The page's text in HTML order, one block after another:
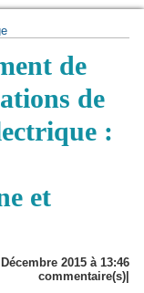
de
de
:
et
2015 à 13:46
commentaire(s)|